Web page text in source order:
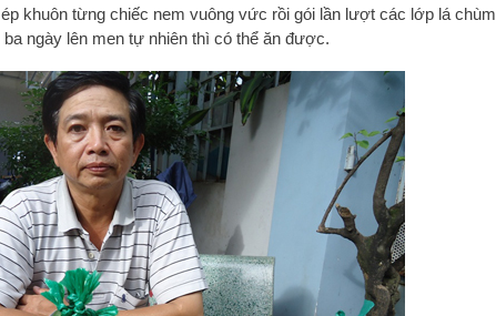
khuôn từng chiếc nem vuông vức rồi gói lần lượt các lớp lá chùm
ngày lên men tự nhiên thì có thể ăn được.